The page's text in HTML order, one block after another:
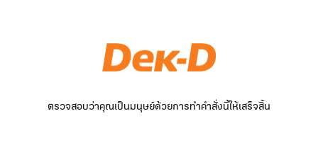
ตรวจสอบว่าคุณเป็นมนุษย์ด้วยการทำคำสั่งนี้ให้เสร็จสิ้น